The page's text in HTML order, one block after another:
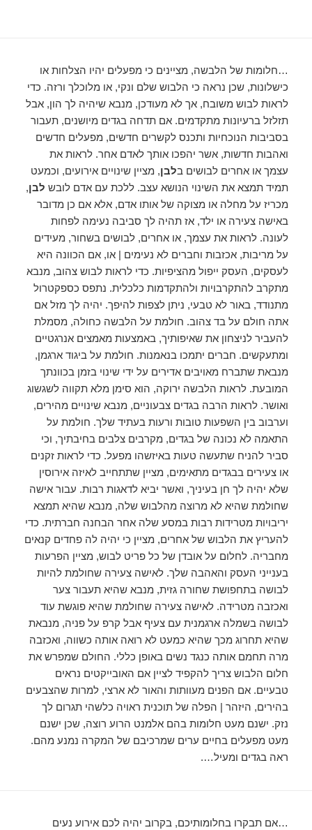
…חלומות של הלבשה, מציינים כי מפעלים יהיו הצלחות או
כישלונות, שכן נראה כי הלבוש שלם ונקי, או מלוכלך ורזה. כדי
לראות לבוש משובח, אך לא מעודכן, מנבא שיהיה לך הון, אבל
תזלזל ברעיונות מתקדמים. אם תדחה בגדים מיושנים, תעבור
בסביבות הנוכחיות ותכנס לקשרים חדשים, מפעלים חדשים
ואהבות חדשות, אשר יהפכו אותך לאדם אחר. לראות את
עצמך או אחרים לבושים בלבן, מציין שינויים אירועים, וכמעט
תמיד תמצא את השינוי הנושא עצב. ללכת עם אדם לובש לבן,
מכריז על מחלה או מצוקה של אותו אדם, אלא אם כן מדובר
באישה צעירה או ילד, אז תהיה לך סביבה נעימה לפחות
לעונה. לראות את עצמך, או אחרים, לבושים בשחור, מעידים
על מריבות, אכזבות וחברים לא נעימים | או, אם הכוונה היא
לעסקים, העסק ייפול מהציפיות. כדי לראות לבוש צהוב, מנבא
מתקרב להתקרבויות ולהתקדמות כלכלית. נתפס כספקטרול
מתנודד, באור לא טבעי, ניתן לצפות להיפך. יהיה לך מזל אם
אתה חולם על בד צהוב. חולמת על הלבשה כחולה, מסמלת
להעביר לניצחון את שאיפותיך, באמצעות מאמצים אנרגטיים
ומתעקשים. חברים יתמכו בנאמנות. חולמת על ביגוד ארגמן,
מנבאת שתברח מאויבים אדירים על ידי שינוי בזמן בכוונתך
המובעת. לראות הלבשה ירוקה, הוא סימן מלא תקווה לשגשוג
ואושר. לראות הרבה בגדים צבעוניים, מנבא שינויים מהירים,
וערבוב בין השפעות טובות ורעות בעתיד שלך. חולמת על
התאמה לא נכונה של בגדים, מקרבים צלבים בחיבתיך, וכי
סביר להניח שתעשה טעות באיזשהו מפעל. כדי לראות זקנים
או צעירים בבגדים מתאימים, מציין שתתחייב לאיזה אירוסין
שלא יהיה לך חן בעיניך, ואשר יביא לדאגות רבות. עבור אישה
שחולמת שהיא לא מרוצה מהלבוש שלה, מנבא שהיא תמצא
יריבויות מטרידות רבות במסע שלה אחר הבחנה חברתית. כדי
להעריץ את הלבוש של אחרים, מציין כי יהיה לה פחדים קנאים
מחבריה. לחלום על אובדן של כל פריט לבוש, מציין הפרעות
בענייני העסק והאהבה שלך. לאישה צעירה שחולמת להיות
לבושה בתחפושת שחורה גזית, מנבא שהיא תעבור צער
ואכזבה מטרידה. לאישה צעירה שחולמת שהיא פוגשת עוד
לבושה בשמלה ארגמנית עם צעיף אבל קרפ על פניה, מנבאת
שהיא תחרוג מכך שהיא כמעט לא רואה אותה כשווה, ואכזבה
מרה תחמם אותה כנגד נשים באופן כללי. החולם שמפרש את
חלום הלבוש צריך להקפיד לציין אם האובייקטים נראים
טבעיים. אם הפנים מעוותות והאור לא ארצי, למרות שהצבעים
בהירים, היזהר | הפלה של תוכנית ראויה כלשהי תגרום לך
נזק. ישנם מעט חלומות בהם אלמנט הרוע רוצה, שכן ישנם
מעט מפעלים בחיים ערים שמרכיבם של המקרה נמנע מהם.
ראה בגדים ומעיל….
…אם תבקרו בחלומותיכם, בקרוב יהיה לכם אירוע נעים